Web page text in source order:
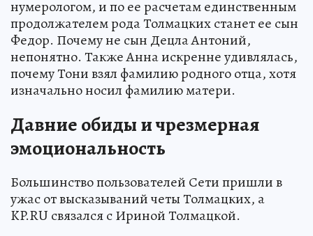
нумерологом, и по ее расчетам единственным
продолжателем рода Толмацких станет ее сын
Федор. Почему не сын Децла Антоний,
непонятно. Также Анна искренне удивлялась,
почему Тони взял фамилию родного отца, хотя
изначально носил фамилию матери.
Давние обиды и чрезмерная
эмоциональность
Большинство пользователей Сети пришли в
ужас от высказываний четы Толмацких, а
KP.RU связался с Ириной Толмацкой.